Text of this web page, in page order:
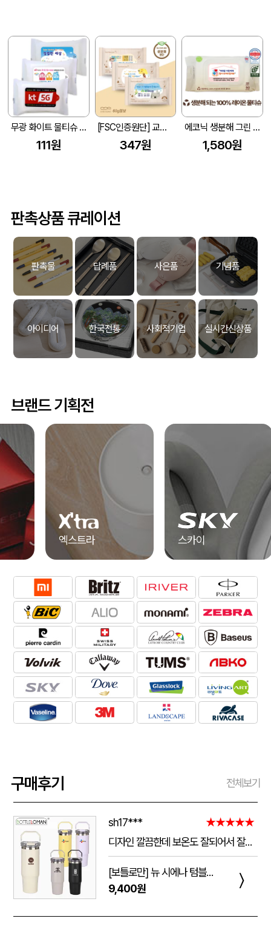
무광 화이트 물티슈 (10매/15매/20매) (150*90mm)
111원
[FSC인증원단] 교회전도 3종 생분해 물티슈 10매(엠보싱)
347원
에코닉 생분해 그린 캡형 60g 엠보싱 (80매)
1,580원
판촉상품 큐레이션
판촉물 답례품 사은품 기념품
아이디어 한국전통 사회적기업 실시간신상품
브랜드 기획전
엑스트라 스카이
구매후기 전체보기
sh17***
★★★★★
디자인 깔끔한데 보온도 잘되어서 잘쓰고 있습니다 선물용으로 좋네요 하단에 실리콘 밀림방지 없는건 좀 아쉽네요
[보틀로만] 뉴 시에나 텀블러 900ml
9,400원
〉